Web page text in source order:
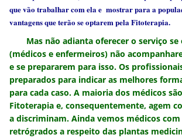
que vão trabalhar com ela e mostrar para a
vantagens que terão se optarem pela Fitoterapia.
Mas não adianta oferecer o serviço se
(médicos e enfermeiros) não
e se prepararem para isso.Os
preparados para indicar as melhores
para cada caso.A maioria dos médicos
Fitoterapia e, consequentemente, agem
a discriminam. Ainda vemos médicos
retrógrados a respeito das plantas